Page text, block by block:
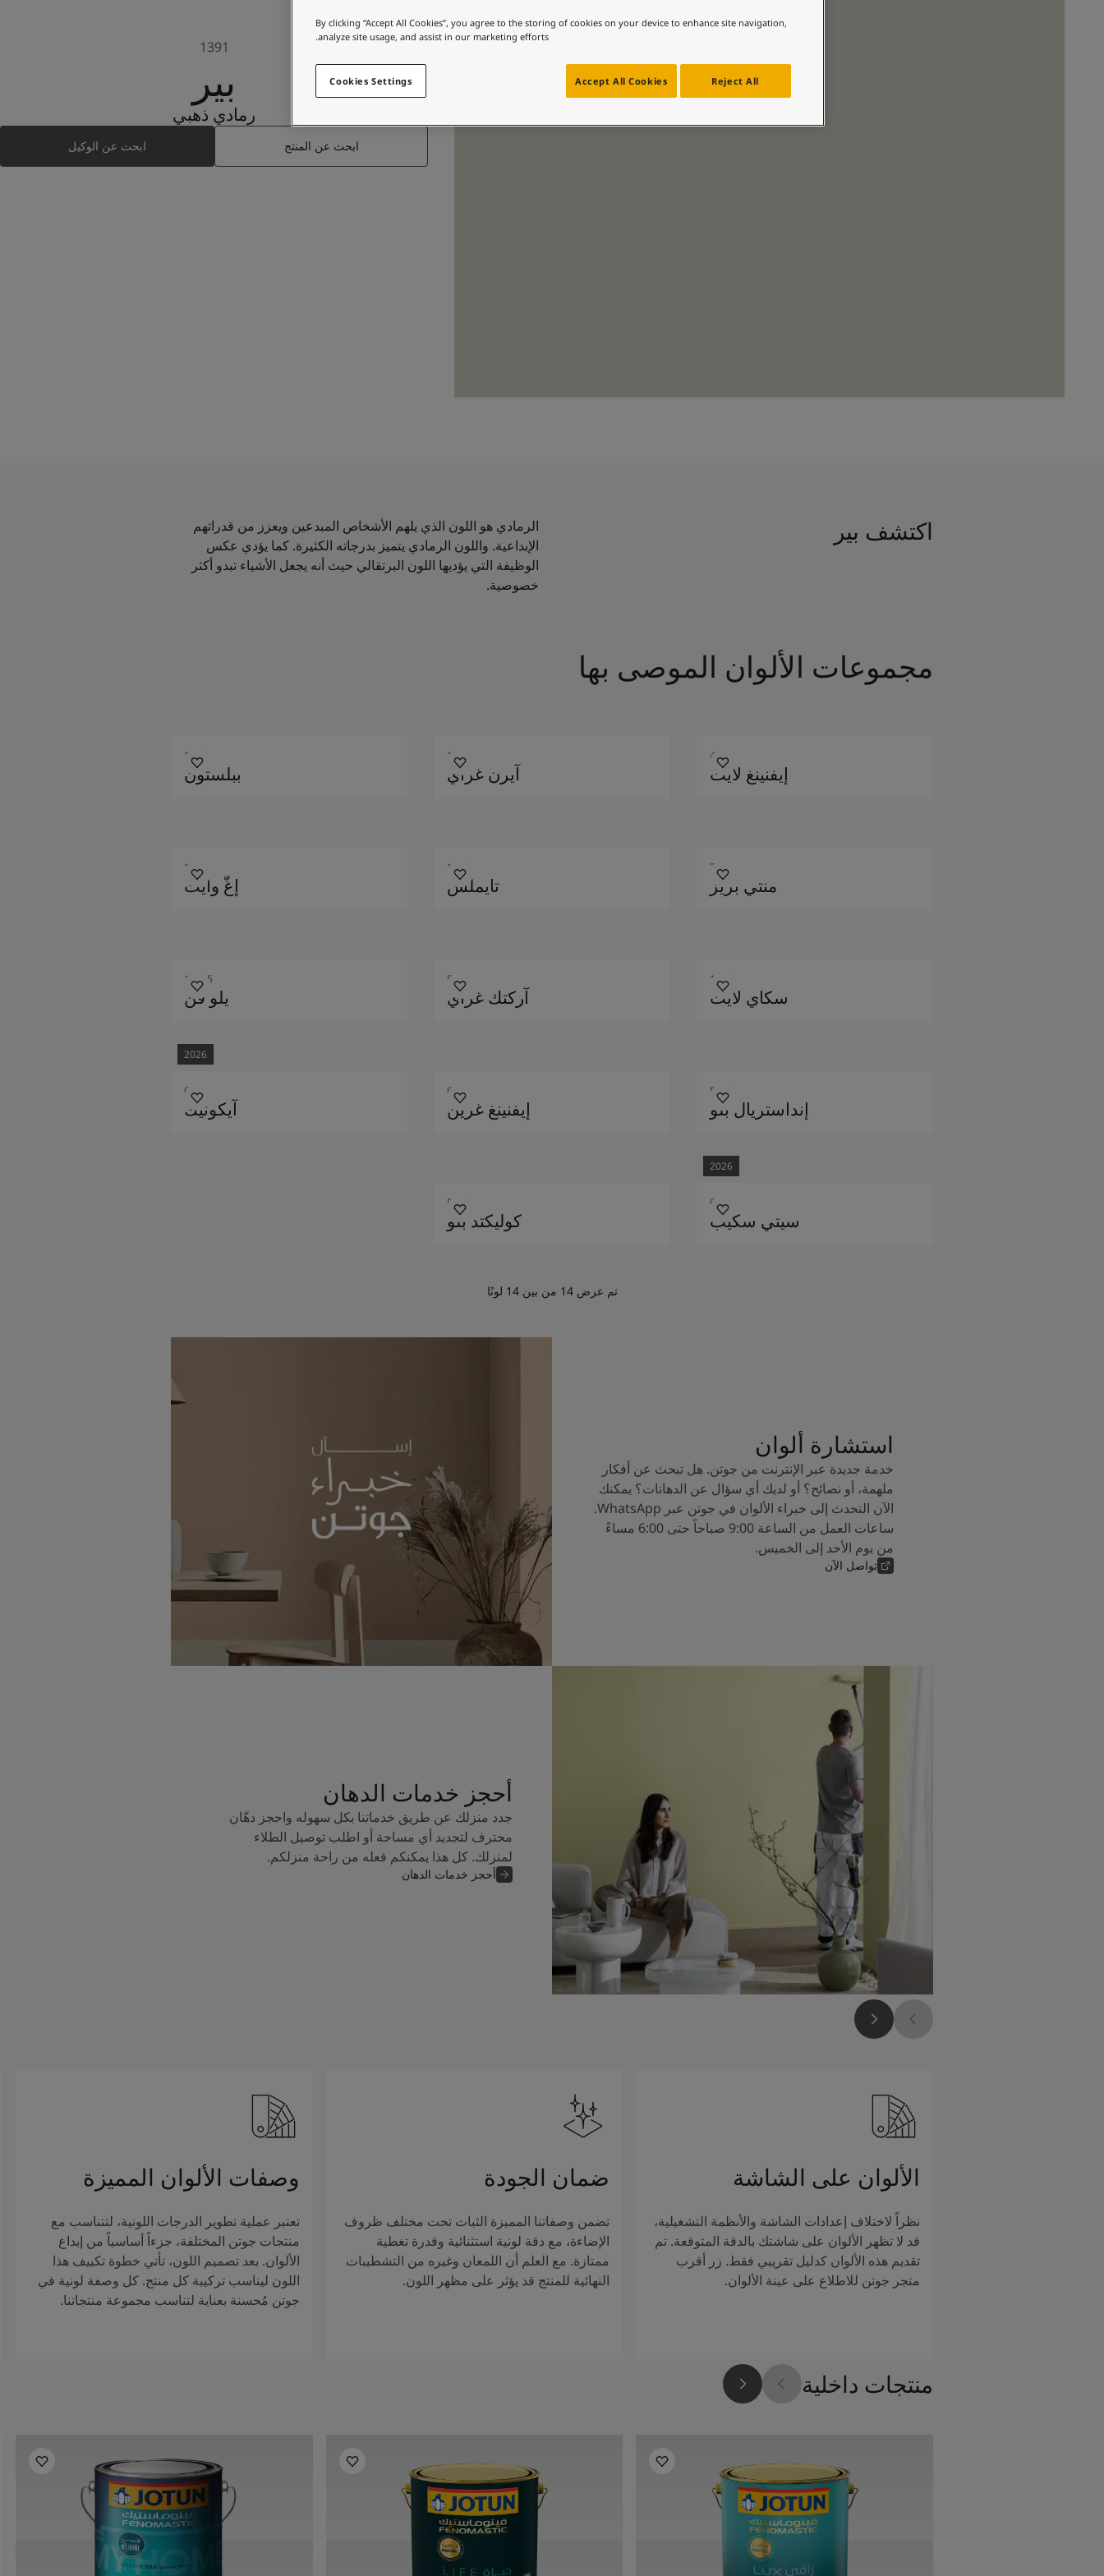
بير
1391
رمادي ذهبي
ابحث عن المنتج ابحث عن الوكيل
اكتشف بير
الرمادي هو اللون الذي يلهم الأشخاص المبدعين ويعزز من قدراتهم
الإبداعية. واللون الرمادي يتميز بدرجاته الكثيرة. كما يؤدي عكس
الوظيفة التي يؤديها اللون البرتقالي حيث أنه يجعل الأشياء تبدو أكثر
خصوصية.
مجموعات الألوان الموصى بها
4618
إيفنينغ لايت
1032
آيرن غراي
1877
ببلستون
7163
منتي بريز
1024
تايملس
1001
إغّ وايت
1624
سكاي لايت
5249
آركتك غراي
12185
يلو فن
5455
إنداستريال بلو
6352
إيفنينغ غرين
6378
آيكونيك
2026
6379
سيتي سكيب
2026
5530
كوليكتد بلو
تم عرض14 من بين14 لونًا
استشارة ألوان
خدمة جديدة عبر الإنترنت من جوتن. هل تبحث عن أفكار
ملهمة، أو نصائح؟ أو لديك أي سؤال عن الدهانات؟ يمكنك
الآن التحدث إلى خبراء الألوان في جوتن عبر WhatsApp.
ساعات العمل من الساعة 9:00 صباحاً حتى 6:00 مساءً
من يوم الأحد إلى الخميس.
تواصل الآن
أحجز خدمات الدهان
جدد منزلك عن طريق خدماتنا بكل سهوله واحجز دهّان
محترف لتجديد أي مساحة أو اطلب توصيل الطلاء
لمنزلك. كل هذا يمكنكم فعله من راحة منزلكم.
أحجز خدمات الدهان
الألوان على الشاشة
نظراً لاختلاف إعدادات الشاشة والأنظمة التشغيلية،
قد لا تظهر الألوان على شاشتك بالدقة المتوقعة. تم
تقديم هذه الألوان كدليل تقريبي فقط. زر أقرب
متجر جوتن للاطلاع على عينة الألوان.
ضمان الجودة
تضمن وصفاتنا المميزة الثبات تحت مختلف ظروف
الإضاءة، مع دقة لونية استثنائية وقدرة تغطية
ممتازة. مع العلم أن اللمعان وغيره من التشطيبات
النهائية للمنتج قد يؤثر على مظهر اللون.
وصفات الألوان المميزة
تعتبر عملية تطوير الدرجات اللونية، لتتناسب مع
منتجات جوتن المختلفة، جزءاً أساسياً من إبداع
الألوان. بعد تصميم اللون، تأتي خطوة تكييف هذا
اللون ليناسب تركيبة كل منتج. كل وصفة لونية في
جوتن مُحسنة بعناية لتناسب مجموعة منتجاتنا.
منتجات داخلية
By clicking “Accept All Cookies”, you agree to the storing of cookies on your device to enhance site navigation,
analyze site usage, and assist in our marketing efforts.
Reject All
Accept All Cookies
Cookies Settings